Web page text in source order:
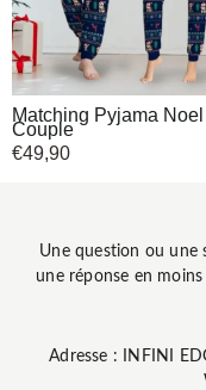
Matching Pyjama Noel
Couple
€49,90
Une question ou une
une réponse en
Adresse : INFINI